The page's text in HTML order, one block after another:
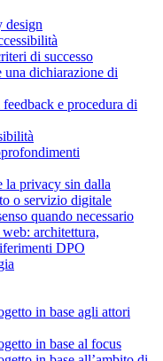
design
di successo
una dichiarazione di
e procedura di
la privacy sin dalla
o servizio digitale
quando necessario
architettura,
DPO
in base agli attori
in base al focus